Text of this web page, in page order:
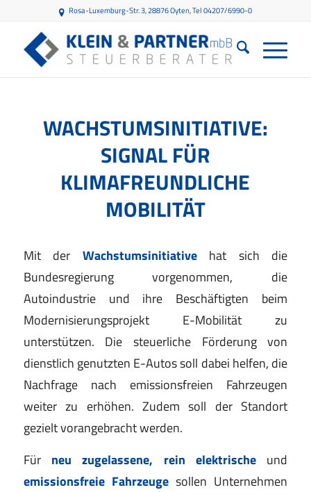
Rosa-Luxemburg-Str. 3, 28876 Oyten, Tel 04207/6990-0
WACHSTUMSINITIATIVE:
SIGNAL FÜR
KLIMAFREUNDLICHE
MOBILITÄT
Mit der Wachstumsinitiativehat sich die
Bundesregierung vorgenommen, die
Autoindustrie und ihre Beschäftigten beim
Modernisierungsprojekt E-Mobilität zu
unterstützen. Die steuerliche Förderung von
dienstlich genutzten E-Autos soll dabei helfen, die
Nachfrage nach emissionsfreien Fahrzeugen
weiter zu erhöhen. Zudem soll der Standort
gezielt vorangebracht werden.
Für neu zugelassene, rein elektrische und
emissionsfreie Fahrzeugesollen Unternehmen